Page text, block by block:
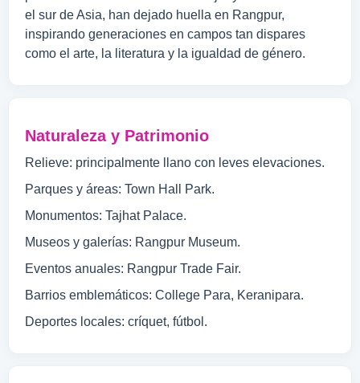
el sur de Asia, han dejado huella en Rangpur,
inspirando generaciones en campos tan dispares
como el arte, la literatura y la igualdad de género.
Naturaleza y Patrimonio
Relieve: principalmente llano con leves elevaciones.
Parques y áreas: Town Hall Park.
Monumentos: Tajhat Palace.
Museos y galerías: Rangpur Museum.
Eventos anuales: Rangpur Trade Fair.
Barrios emblemáticos: College Para, Keranipara.
Deportes locales: críquet, fútbol.